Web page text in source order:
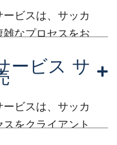
ビスは、サッカ
なプロセスをお
略的プランニン
わせて提供しま
は、クラブのパ
ージメント、潜
ービス サ
ビスは、サッカ
をクライアント